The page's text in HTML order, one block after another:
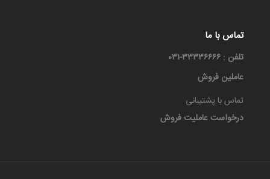
تماس با ما
تلفن : ۳۳۳۳۶۶۶۶-۰۳۱
عاملین فروش
تماس با پشتیبانی
درخواست عاملیت فروش